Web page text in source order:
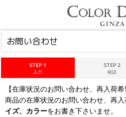
お問い合わせ
STEP 1
入力
STEP 2
確認
【在庫状況のお問い合わせ、再入荷希
商品の在庫状況のお問い合わせ、再
イズ、カラーをお書き下さいませ。